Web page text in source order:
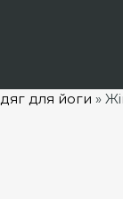
для йоги »